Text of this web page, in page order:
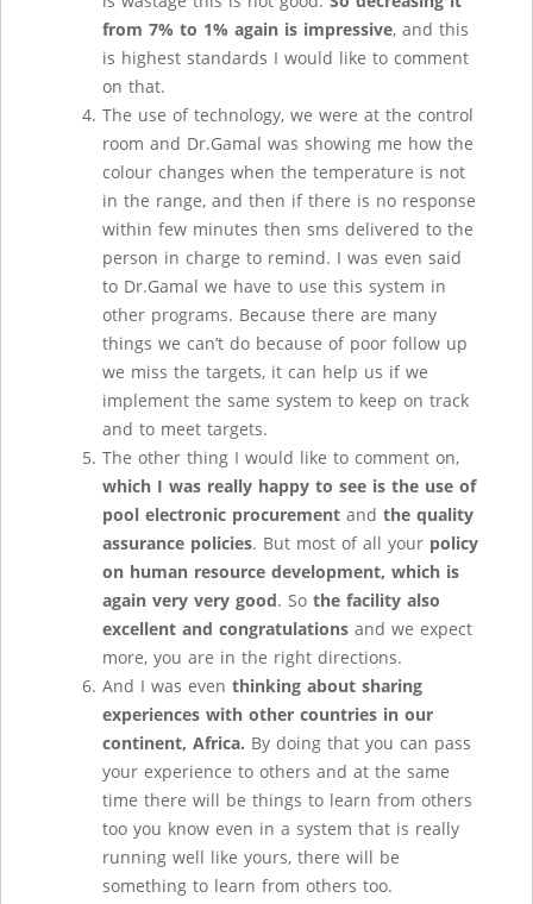
from 7% to 1% again is impressive, and this
is highest standards I would like to comment
on that.
The use of technology, we were at the control
room and Dr.Gamal was showing me how the
colour changes when the temperature is not
in the range, and then if there is no response
within few minutes then sms delivered to the
person in charge to remind. I was even said
to Dr.Gamal we have to use this system in
other programs. Because there are many
things we can’t do because of poor follow up
we miss the targets, it can help us if we
implement the same system to keep on track
and to meet targets.
The other thing I would like to comment on,
which I was really happy to see is the use of
pool electronic procurementand the quality
assurance policies. But most of all your policy
on human resource development, which is
again very very good. Sothe facility also
excellent and congratulationsand we expect
more, you are in the right directions.
And I was even thinking about sharing
experiences with other countries in our
continent, Africa. By doing that you can pass
your experience to others and at the same
time there will be things to learn from others
too you know even in a system that is really
running well like yours, there will be
something to learn from others too.